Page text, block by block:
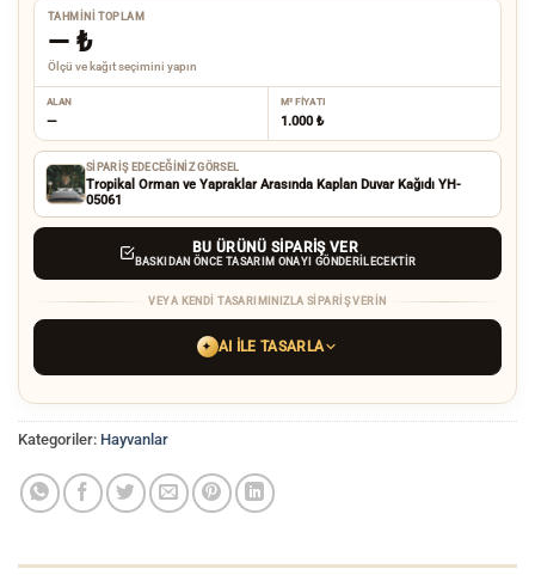
TAHMINI TOPLAM
— ₺
Ölçü ve kağıt seçimini yapın
ALAN
—
M² FIYATI
1.000 ₺
SIPARIŞ EDECEĞINIZ GÖRSEL
Tropikal Orman ve Yapraklar Arasında Kaplan Duvar Kağıdı YH-
05061
BU ÜRÜNÜ SIPARIŞ VER
BASKIDAN ÖNCE TASARIM ONAYI GÖNDERILECEKTIR
VEYA KENDI TASARIMINIZLA SIPARIŞ VERIN
✦ AI ILE TASARLA
ChatGPT
Tercih ettiğiniz AI aracı ilehayalinizdeki görseli oluşturun. Biz çözünürlüğü
baskı kalitesine yükseltip üretim yaparız.
Kategoriler: Hayvanlar